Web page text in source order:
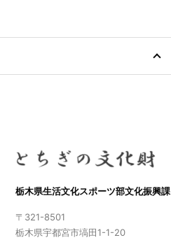
栃木県生活文化スポーツ部文化振興課
〒321-8501
栃木県宇都宮市塙田1-1-20